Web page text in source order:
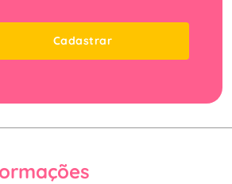
Cadastrar